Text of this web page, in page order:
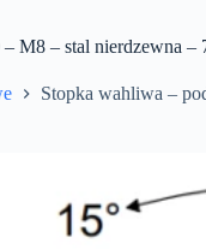
M8 – stal nierdzewna –
Stopka wahliwa –